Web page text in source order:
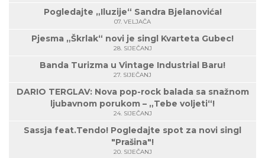
Pogledajte „Iluzije“ Sandra Bjelanovića!
07. VELJAČA
Pjesma „Škrlak“ novi je singl Kvarteta Gubec!
28. SIJEČANJ
Banda Turizma u Vintage Industrial Baru!
27. SIJEČANJ
DARIO TERGLAV: Nova pop-rock balada sa snažnom
ljubavnom porukom – „Tebe voljeti“!
24. SIJEČANJ
Sassja feat.Tendo! Pogledajte spot za novi singl
"Prašina"!
20. SIJEČANJ